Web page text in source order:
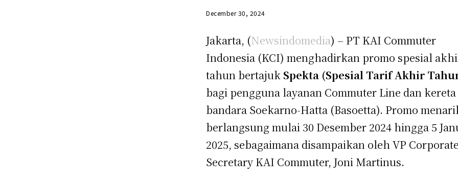
December 30, 2024
Jakarta, (Newsindomedia) – PT KAI Commuter
Indonesia (KCI) menghadirkan promo spesial
tahun bertajuk Spekta (Spesial Tarif Akhir
bagi pengguna layanan Commuter Line dan kereta
bandara Soekarno-Hatta (Basoetta). Promo
berlangsung mulai 30 Desember 2024 hingga 5
2025, sebagaimana disampaikan oleh VP
Secretary KAI Commuter, Joni Martinus.